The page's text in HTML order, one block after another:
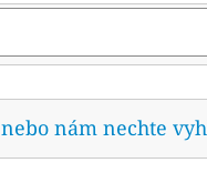
nebo nám nechte